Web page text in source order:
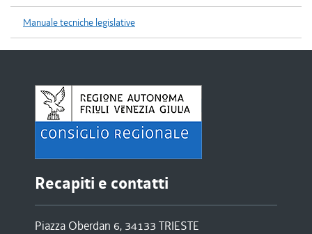
Manuale tecniche legislative
Recapiti e contatti
Piazza Oberdan 6, 34133 TRIESTE